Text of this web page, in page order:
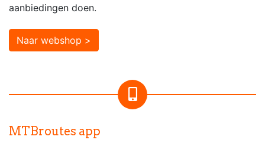
aanbiedingen doen.
Naar webshop >
MTBroutes app